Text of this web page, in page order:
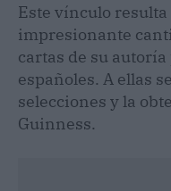
Este vínculo
impresionante
cartas de su
españoles. A ellas
selecciones y la
Guinness.